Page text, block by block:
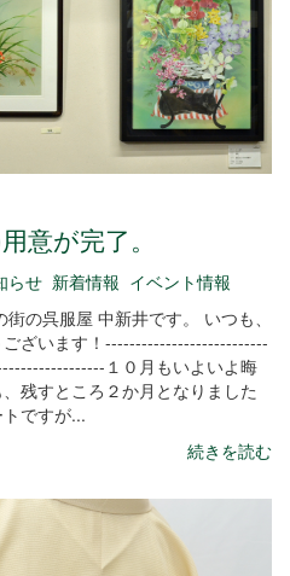
意が完了。
らせ 新着情報 イベント情報
の呉服屋 中新井です。 いつも、
ざいます！---------------------------
１０月もいよいよ晦
残すところ２か月となりました
ですが...
続きを読む